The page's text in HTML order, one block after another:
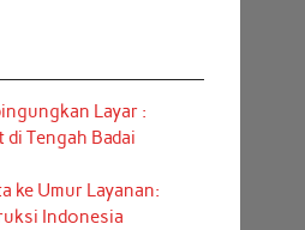
Layar :
di Tengah Badai
ke Umur Layanan:
Indonesia